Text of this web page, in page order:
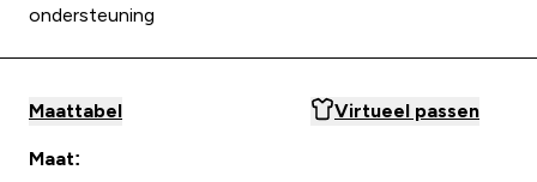
ondersteuning
Maattabel Virtueel passen
Maat: